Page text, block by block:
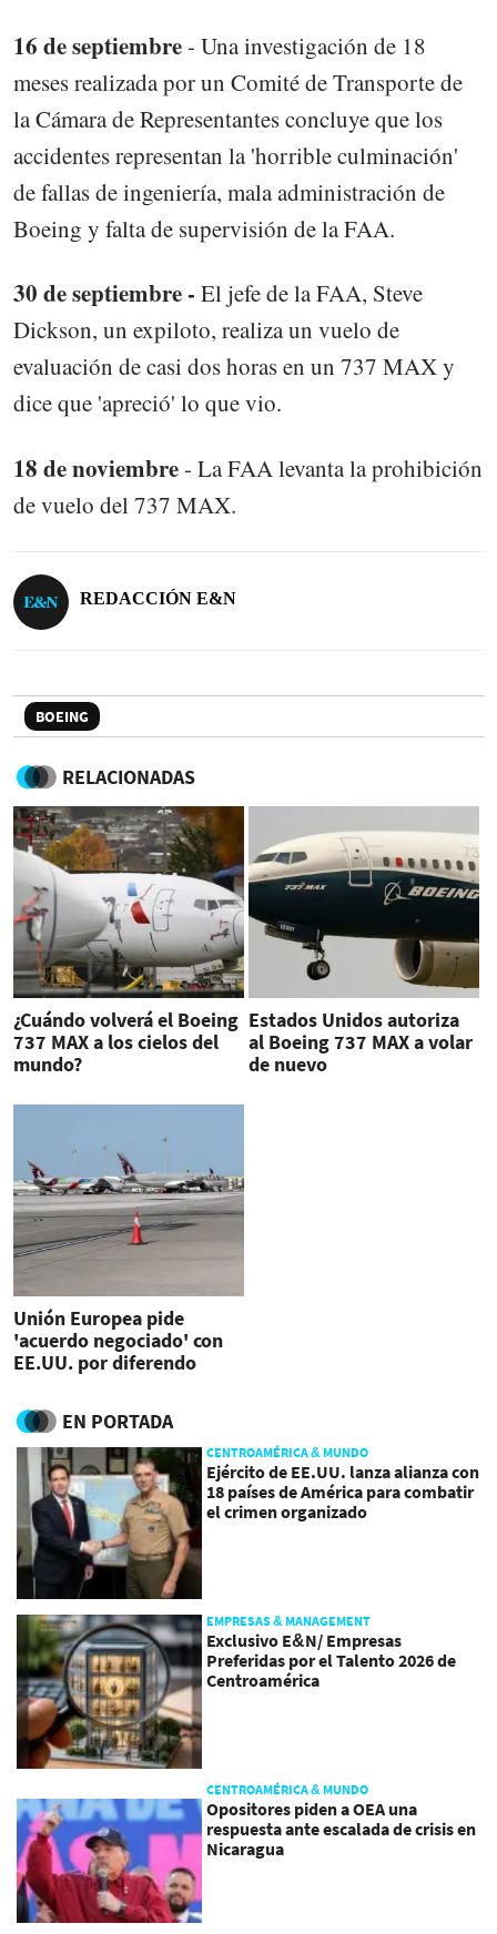
16 de septiembre- Una investigación de 18
meses realizada por un Comité de Transporte de
la Cámara de Representantes concluye que los
accidentes representan la 'horrible culminación'
de fallas de ingeniería, mala administración de
Boeing y falta de supervisión de la FAA.
30 de septiembre - El jefe de la FAA, Steve
Dickson, un expiloto, realiza un vuelo de
evaluación de casi dos horas en un 737 MAX y
dice que 'apreció' lo que vio.
18 de noviembre- La FAA levanta la prohibición
de vuelo del 737 MAX.
REDACCIÓN E&N
BOEING
RELACIONADAS
¿Cuándo volverá el Boeing
737 MAX a los cielos del
mundo?
Estados Unidos autoriza
al Boeing 737 MAX a volar
de nuevo
Unión Europea pide
'acuerdo negociado' con
EE.UU. por diferendo
EN PORTADA
CENTROAMÉRICA & MUNDO
Ejército de EE.UU. lanza alianza con
18 países de América para combatir
el crimen organizado
EMPRESAS & MANAGEMENT
Exclusivo E&N/ Empresas
Preferidas por el Talento 2026 de
Centroamérica
CENTROAMÉRICA & MUNDO
Opositores piden a OEA una
respuesta ante escalada de crisis en
Nicaragua